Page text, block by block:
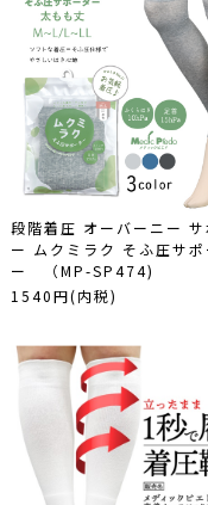
大きいサイズ
大きいサイズから
ビューティー
デイリー商品
プチプライス
おやすみ
モーション
着用シーンから探す
全ての着用シーン
カジュアル
おうち時間
健康･美容
商品カテゴリーから
段階着圧 オーバーニー サ
ー ムクミラク そふ圧サポ
ー （MP-SP474)
1540円(内税)